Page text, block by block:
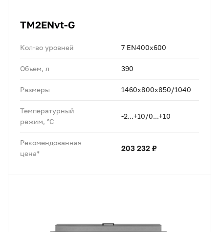
TM2ENvt-G
Кол-во уровней 7 EN400х600
Объем, л 390
Размеры 1460х800x850/1040
Температурный
режим, °C
-2...+10/0...+10
Рекомендованная
цена*
203 232 ₽